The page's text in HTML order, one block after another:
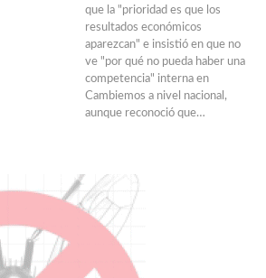
que la "prioridad es que los
resultados económicos
aparezcan" e insistió en que no
ve "por qué no pueda haber una
competencia" interna en
Cambiemos a nivel nacional,
aunque reconoció que…